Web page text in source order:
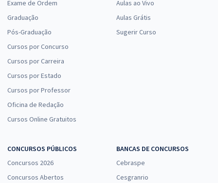
Exame de Ordem
Graduação
Pós-Graduação
Cursos por Concurso
Cursos por Carreira
Cursos por Estado
Cursos por Professor
Oficina de Redação
Cursos Online Gratuitos
Aulas ao Vivo
Aulas Grátis
Sugerir Curso
CONCURSOS PÚBLICOS
Concursos 2026
Concursos Abertos
BANCAS DE CONCURSOS
Cebraspe
Cesgranrio